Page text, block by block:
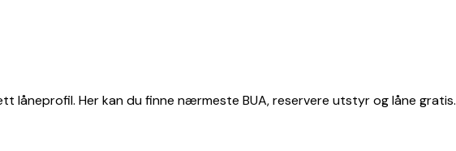
låneprofil. Her kan du finne nærmeste BUA, reservere utstyr og låne gratis.